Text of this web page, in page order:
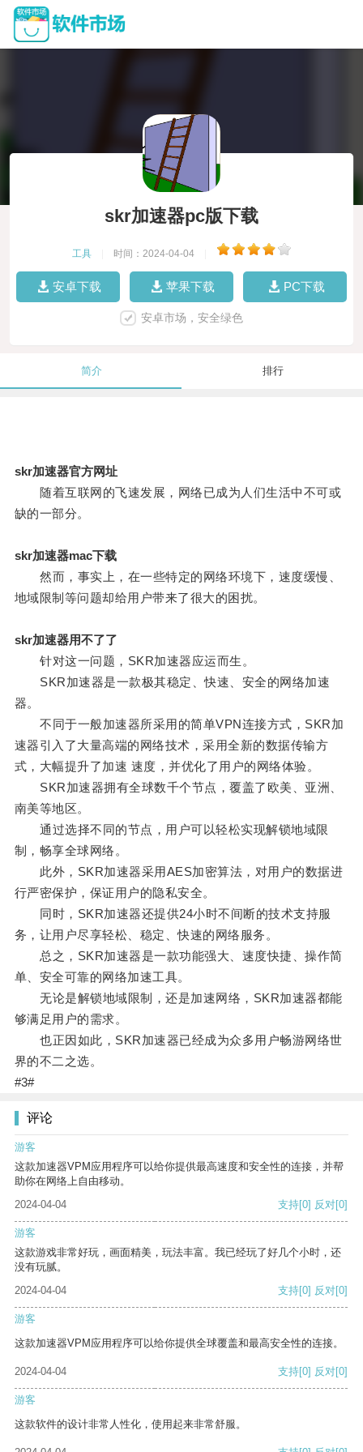
skr加速器pc版下载
工具 时间：2024-04-04
安卓下载 苹果下载 PC下载
安卓市场，安全绿色
简介 排行
skr加速器官方网址
随着互联网的飞速发展，网络已成为人们生活中不可或
缺的一部分。
skr加速器mac下载
然而，事实上，在一些特定的网络环境下，速度缓慢、
地域限制等问题却给用户带来了很大的困扰。
skr加速器用不了了
针对这一问题，SKR加速器应运而生。
SKR加速器是一款极其稳定、快速、安全的网络加速
器。
不同于一般加速器所采用的简单VPN连接方式，SKR加
速器引入了大量高端的网络技术，采用全新的数据传输方
式，大幅提升了加速 速度，并优化了用户的网络体验。
SKR加速器拥有全球数千个节点，覆盖了欧美、亚洲、
南美等地区。
通过选择不同的节点，用户可以轻松实现解锁地域限
制，畅享全球网络。
此外，SKR加速器采用AES加密算法，对用户的数据进
行严密保护，保证用户的隐私安全。
同时，SKR加速器还提供24小时不间断的技术支持服
务，让用户尽享轻松、稳定、快速的网络服务。
总之，SKR加速器是一款功能强大、速度快捷、操作简
单、安全可靠的网络加速工具。
无论是解锁地域限制，还是加速网络，SKR加速器都能
够满足用户的需求。
也正因如此，SKR加速器已经成为众多用户畅游网络世
界的不二之选。
#3#
评论
游客
这款加速器VPM应用程序可以给你提供最高速度和安全性的连接，并帮
助你在网络上自由移动。
2024-04-04
支持[0] 反对[0]
游客
这款游戏非常好玩，画面精美，玩法丰富。我已经玩了好几个小时，还
没有玩腻。
2024-04-04
支持[0] 反对[0]
游客
这款加速器VPM应用程序可以给你提供全球覆盖和最高安全性的连接。
2024-04-04 支持[0] 反对[0]
游客
这款软件的设计非常人性化，使用起来非常舒服。